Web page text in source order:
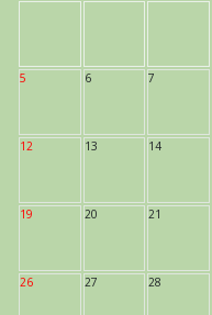
5 6 7
12 13 14
19 20 21
26 27 28